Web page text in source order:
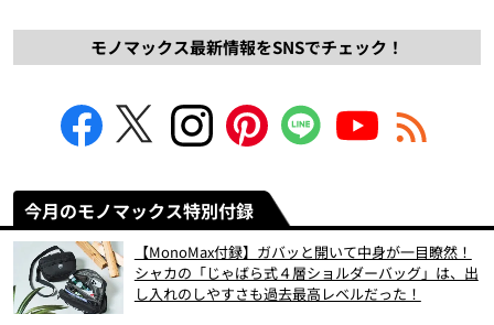
モノマックス最新情報をSNSでチェック！
今月のモノマックス特別付録
【MonoMax付録】ガバッと開いて中身が一目瞭然！
シャカの「じゃばら式４層ショルダーバッグ」は、出
し入れのしやすさも過去最高レベルだった！